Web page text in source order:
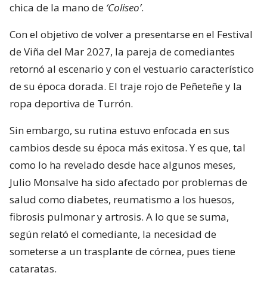
chica de la mano de ‘Coliseo’.
Con el objetivo de volver a presentarse en el Festival
de Viña del Mar 2027, la pareja de comediantes
retornó al escenario y con el vestuario característico
de su época dorada. El traje rojo de Peñeteñe y la
ropa deportiva de Turrón.
Sin embargo, su rutina estuvo enfocada en sus
cambios desde su época más exitosa. Y es que, tal
como lo ha revelado desde hace algunos meses,
Julio Monsalve ha sido afectado por problemas de
salud como diabetes, reumatismo a los huesos,
fibrosis pulmonar y artrosis. A lo que se suma,
según relató el comediante, la necesidad de
someterse a un trasplante de córnea, pues tiene
cataratas.